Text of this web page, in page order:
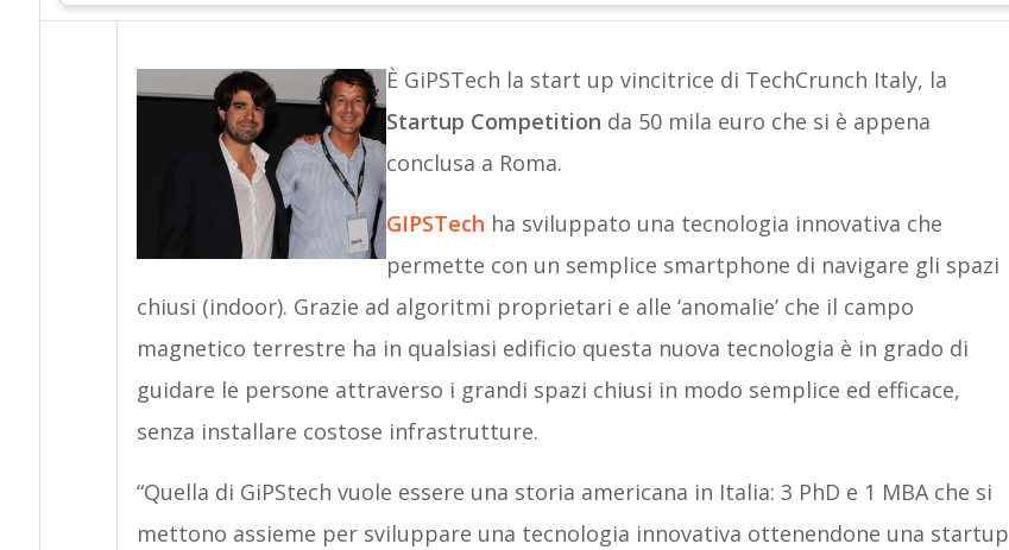
È GiPSTech la start up vincitrice di TechCrunch Italy, la
Startup Competition da 50 mila euro che si è appena
conclusa a Roma.
GIPSTech ha sviluppato una tecnologia innovativa che
permette con un semplice smartphone di navigare gli spazi
chiusi (indoor). Grazie ad algoritmi proprietari e alle ‘anomalie’ che il campo
magnetico terrestre ha in qualsiasi edificio questa nuova tecnologia è in grado di
guidare le persone attraverso i grandi spazi chiusi in modo semplice ed efficace,
senza installare costose infrastrutture.
“Quella di GiPStech vuole essere una storia americana in Italia: 3 PhD e 1 MBA che si
mettono assieme per sviluppare una tecnologia innovativa ottenendone una startup